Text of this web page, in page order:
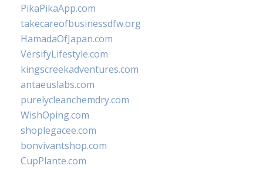
PikaPikaApp.com
takecareofbusinessdfw.org
HamadaOfJapan.com
VersifyLifestyle.com
kingscreekadventures.com
antaeuslabs.com
purelycleanchemdry.com
WishOping.com
shoplegacee.com
bonvivantshop.com
CupPlante.com